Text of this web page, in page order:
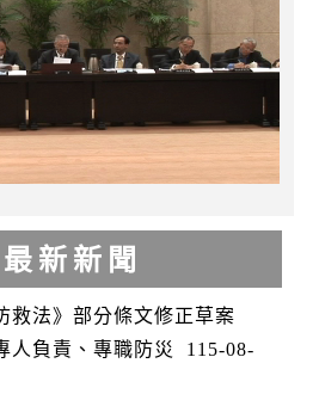
最新新聞
救法》部分條文修正草案
人負責、專職防災
115-08-